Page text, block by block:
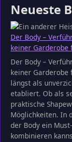
Neueste
Der Body –
keiner Garderobe
Der Body –
keiner Garderobe
längst als
etabliert. Ob als
praktische
Möglichkeiten. In
der Body ein
kombinieren